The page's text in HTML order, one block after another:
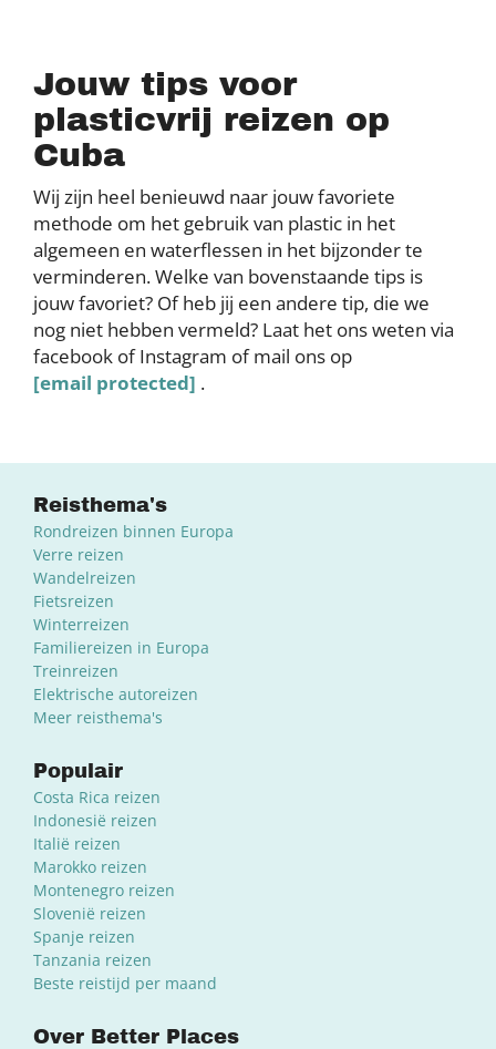
Jouw tips voor
plasticvrij reizen op
Cuba
Wij zijn heel benieuwd naar jouw favoriete
methode om het gebruik van plastic in het
algemeen en waterflessen in het bijzonder te
verminderen. Welke van bovenstaande tips is
jouw favoriet? Of heb jij een andere tip, die we
nog niet hebben vermeld? Laat het ons weten via
facebook of Instagram of mail ons op
[email protected] .
Reisthema's
Rondreizen binnen Europa
Verre reizen
Wandelreizen
Fietsreizen
Winterreizen
Familiereizen in Europa
Treinreizen
Elektrische autoreizen
Meer reisthema's
Populair
Costa Rica reizen
Indonesië reizen
Italië reizen
Marokko reizen
Montenegro reizen
Slovenië reizen
Spanje reizen
Tanzania reizen
Beste reistijd per maand
Over Better Places